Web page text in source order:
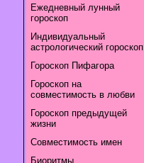
Ежедневный лунный
гороскоп
Индивидуальный
астрологический гороскоп
Гороскоп Пифагора
Гороскоп на
совместимость в любви
Гороскоп предыдущей
жизни
Совместимость имен
Биоритмы